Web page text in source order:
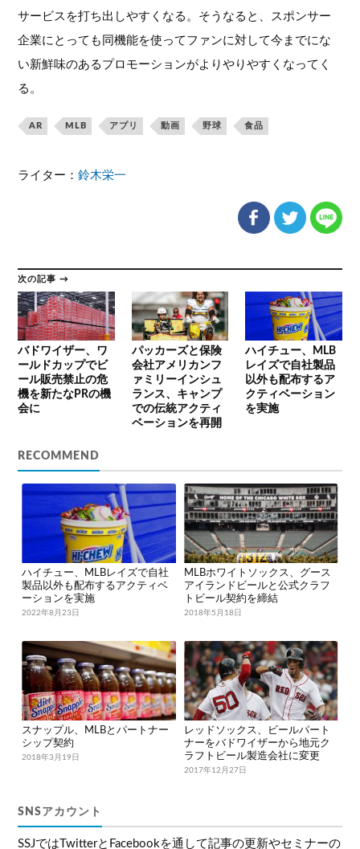
サービスを打ち出しやすくなる。そうなると、スポンサー
企業にとっても同機能を使ってファンに対して今までにな
い新鮮味のあるプロモーションがよりやりやすくなってく
る。
AR MLB アプリ 動画 野球 食品
ライター：鈴木栄一
次の記事 →
バドワイザー、ワ
ールドカップでビ
ール販売禁止の危
機を新たなPRの機
会に
パッカーズと保険
会社アメリカンフ
ァミリーインシュ
ランス、キャンプ
での伝統アクティ
ベーションを再開
ハイチュー、MLB
レイズで自社製品
以外も配布するア
クティベーション
を実施
RECOMMEND
2022年8月23日
ハイチュー、MLBレイズで自社
製品以外も配布するアクティベ
ーションを実施
2018年5月18日
MLBホワイトソックス、グース
アイランドビールと公式クラフ
トビール契約を締結
2018年3月19日
スナップル、MLBとパートナー
シップ契約
2017年12月27日
レッドソックス、ビールパート
ナーをバドワイザーから地元ク
ラフトビール製造会社に変更
SNSアカウント
SSJではTwitterとFacebookを通して記事の更新やセミナーの